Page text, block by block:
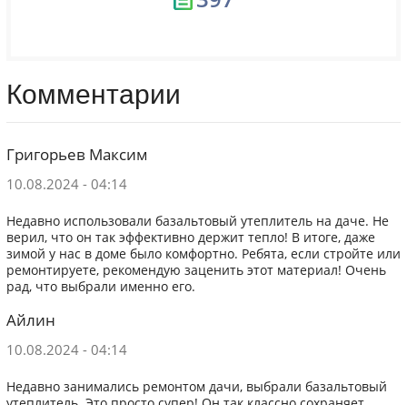
Комментарии
Григорьев Максим
10.08.2024 - 04:14
Недавно использовали базальтовый утеплитель на даче. Не
верил, что он так эффективно держит тепло! В итоге, даже
зимой у нас в доме было комфортно. Ребята, если стройте или
ремонтируете, рекомендую заценить этот материал! Очень
рад, что выбрали именно его.
Айлин
10.08.2024 - 04:14
Недавно занимались ремонтом дачи, выбрали базальтовый